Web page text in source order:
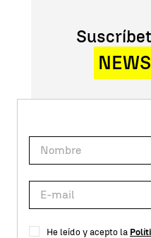
He leído y acepto la